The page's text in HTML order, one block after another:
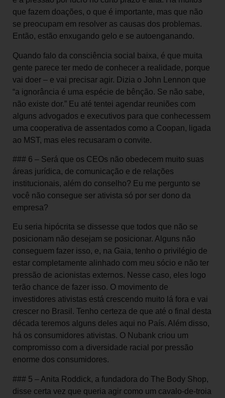
que fazem doações, o que é importante, mas que não
se preocupam em resolver as causas dos problemas.
Então, estão enxugando gelo e se autoenganando.
Quando falo da consciência social baixa, é que muita
gente parece ter medo de conhecer a realidade, porque
vai doer – e vai precisar agir. Dizia o John Lennon que
“a ignorância é uma espécie de bênção. Se não sabe,
não existe dor.” Eu até tentei agendar reuniões com
alguns advogados e executivos para que conhecessem
uma cooperativa de assentados como a Coopan, ligada
ao MST, mas eles recusaram o convite.
### 6 – Será que os CEOs não obedecem muito suas
áreas jurídica, de comunicação e de relações
institucionais, além do conselho? Eu me pergunto se
você não consegue ser ativista só por ser dono da
empresa?
Eu seria hipócrita se dissesse que todos que não se
posicionam não desejam se posicionar. Alguns não
conseguem fazer isso, e, na Gaia, tenho o privilégio de
estar completamente alinhado com meu sócio e não ter
pressão de acionistas externos. Nesse caso, eles logo
terão chance de fazer isso. O movimento de
investidores ativistas está crescendo muito lá fora e vai
crescer no Brasil. Tenho certeza de que até o final desta
década teremos alguns deles aqui no País. Além disso,
há os consumidores ativistas. O Nubank criou um
compromisso com a diversidade racial por pressão
enorme dos consumidores.
### 5 – Anita Roddick, a fundadora do The Body Shop,
disse certa vez que queria agir como um cavalo-de-troia